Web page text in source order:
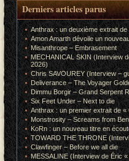
Derniers articles parus
Anthrax : un deuxième extrait
Amon Amarth dévoile un
Misanthrope – Embrasement
MECHANICAL SKIN (Interview
2026)
Chris SAVOUREY (Interview –
Deliverance – The Voyager
Dimmu Borgir – Grand Serpent
Six Feet Under – Next to die
Anthrax : un premier extrait de
Monstrosity – Screams from
KoRn : un nouveau titre en
TOWARD THE THRONE
Clawfinger – Before we all die
MESSALINE (Interview de Éric